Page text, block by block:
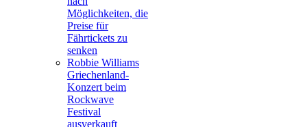
Möglichkeiten, die
Preise für
Fährtickets zu
senken
Robbie Williams
Griechenland-
Konzert beim
Rockwave
Festival
ausverkauft